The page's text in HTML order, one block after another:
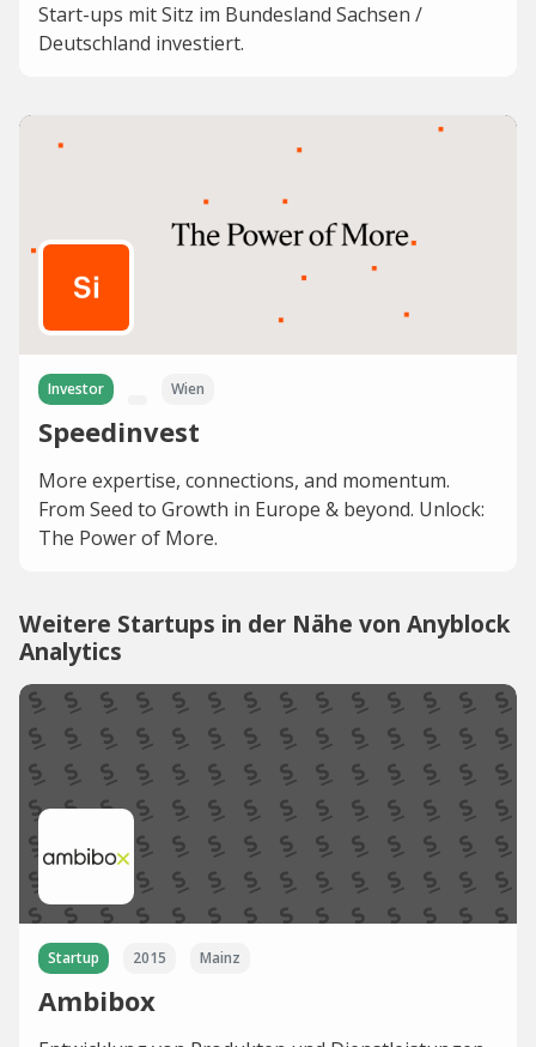
Start-ups mit Sitz im Bundesland Sachsen /
Deutschland investiert.
Investor Wien
Speedinvest
More expertise, connections, and momentum.
From Seed to Growth in Europe & beyond. Unlock:
The Power of More.
Weitere Startups in der Nähe von Anyblock
Analytics
Startup 2015 Mainz
Ambibox